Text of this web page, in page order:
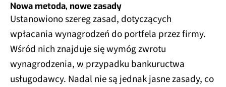
Nowa metoda, nowe zasady
Ustanowiono szereg zasad, dotyczących
wpłacania wynagrodzeń do portfela przez firmy.
Wśród nich znajduje się wymóg zwrotu
wynagrodzenia, w przypadku bankuructwa
usługodawcy. Nadal nie są jednak jasne zasady, co